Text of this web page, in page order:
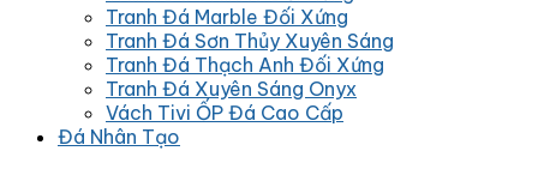
Tranh Đá Marble Đối Xứng
Tranh Đá Sơn Thủy Xuyên Sáng
Tranh Đá Thạch Anh Đối Xứng
Tranh Đá Xuyên Sáng Onyx
Vách Tivi ỐP Đá Cao Cấp
Đá Nhân Tạo